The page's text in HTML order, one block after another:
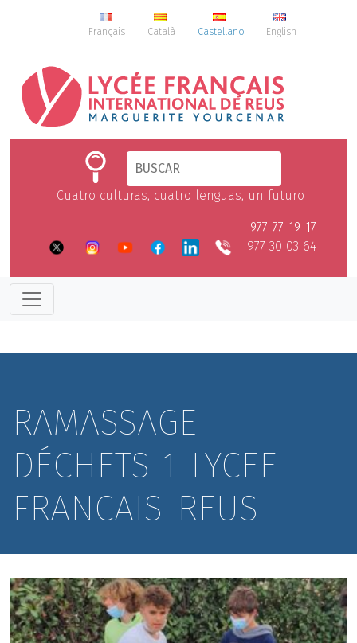
Français Català Castellano English
Cuatro culturas, cuatro lenguas, un futuro
977 77 19 17
977 30 03 64
RAMASSAGE-
DÉCHETS-1-LYCEE-
FRANCAIS-REUS